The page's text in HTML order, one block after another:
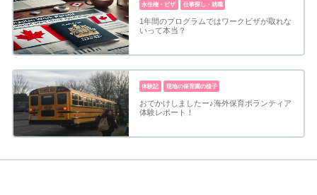
永住権・ビザ 仕事探し・就職
1年間のプログラムではワークビザが取れな
いって本当？
体験記 現地の保育園の様子
おでかけしましたー♪海外保育ボランティア
体験レポート！